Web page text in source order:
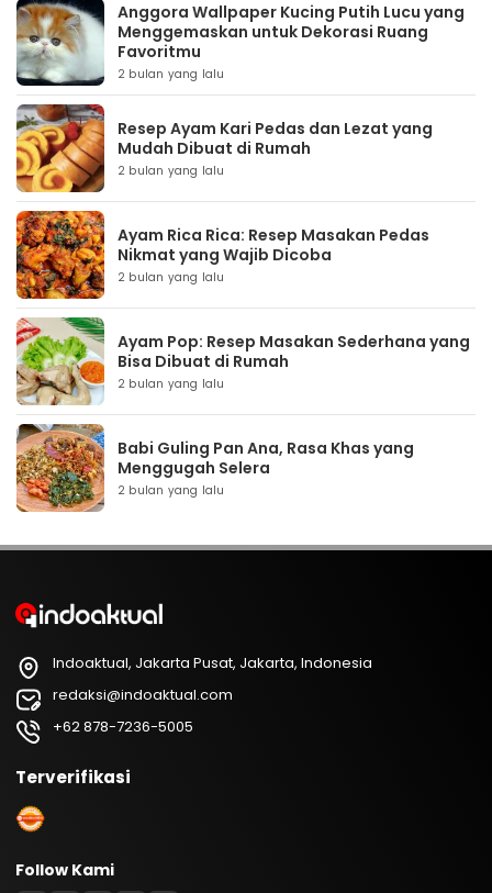
Anggora Wallpaper Kucing Putih Lucu yang
Menggemaskan untuk Dekorasi Ruang
Favoritmu
2 bulan yang lalu
Resep Ayam Kari Pedas dan Lezat yang
Mudah Dibuat di Rumah
2 bulan yang lalu
Ayam Rica Rica: Resep Masakan Pedas
Nikmat yang Wajib Dicoba
2 bulan yang lalu
Ayam Pop: Resep Masakan Sederhana yang
Bisa Dibuat di Rumah
2 bulan yang lalu
Babi Guling Pan Ana, Rasa Khas yang
Menggugah Selera
2 bulan yang lalu
Indoaktual, Jakarta Pusat, Jakarta, Indonesia
redaksi@indoaktual.com
+62 878-7236-5005
Terverifikasi
Follow Kami